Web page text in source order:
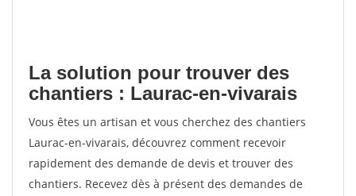
La solution pour trouver des
chantiers : Laurac-en-vivarais
Vous êtes un artisan et vous cherchez des chantiers
Laurac-en-vivarais, découvrez comment recevoir
rapidement des demande de devis et trouver des
chantiers. Recevez dès à présent des demandes de